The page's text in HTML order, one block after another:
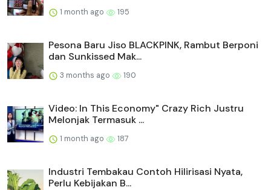
1 month ago 195
Pesona Baru Jiso BLACKPINK, Rambut Berponi
dan Sunkissed Mak...
3 months ago 190
Video: In This Economy" Crazy Rich Justru
Melonjak Termasuk ...
1 month ago 187
Industri Tembakau Contoh Hilirisasi Nyata,
Perlu Kebijakan B...